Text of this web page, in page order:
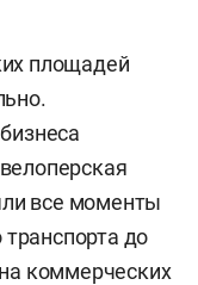
площадей
все моменты
до
коммерческих